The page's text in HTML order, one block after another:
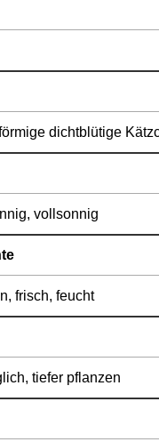
dichtblütige
vollsonnig
frisch, feucht
tiefer pflanzen